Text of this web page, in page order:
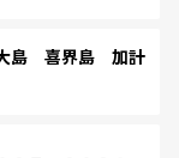
島 喜界島 加計